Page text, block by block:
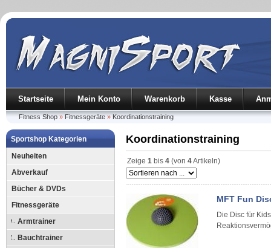
Startseite Mein Konto Warenkorb Kasse
Fitness Shop»Fitnessgeräte»Koordinationstraining
Sportshop Kategorien
Neuheiten
Abverkauf
Bücher & DVDs
Fitnessgeräte
Armtrainer
Bauchtrainer
Koordinationstraining
Zeige 1 bis 4 (von 4Artikeln)
MFT Fun
Die Disc für